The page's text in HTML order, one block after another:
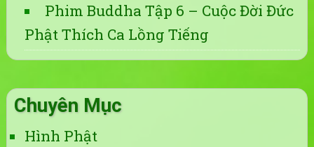
Phim Buddha Tập 6 – Cuộc Đời Đức
Phật Thích Ca Lồng Tiếng
Chuyên Mục
Hình Phật